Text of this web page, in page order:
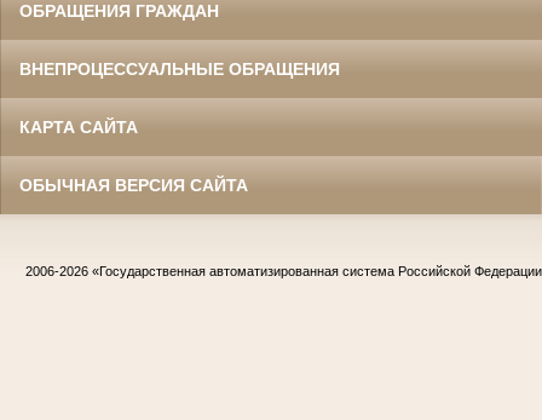
ОБРАЩЕНИЯ ГРАЖДАН
ВНЕПРОЦЕССУАЛЬНЫЕ ОБРАЩЕНИЯ
КАРТА САЙТА
ОБЫЧНАЯ ВЕРСИЯ САЙТА
2006-2026 «Государственная автоматизированная система Российской